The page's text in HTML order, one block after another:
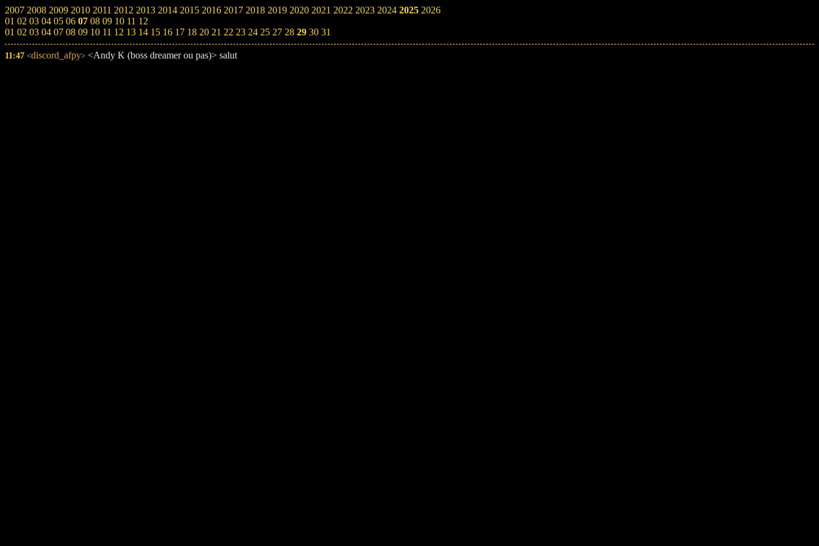
2007 2008 2009 2010 2011 2012 2013 2014 2015 2016 2017 2018 2019 2020 2021 2022 2023 2024 2025 2026
01 02 03 04 05 06 07 08 09 10 11 12
01 02 03 04 07 08 09 10 11 12 13 14 15 16 17 18 20 21 22 23 24 25 27 28 29 30 31
11:47 <discord_afpy> <Andy K (boss dreamer ou pas)> salut